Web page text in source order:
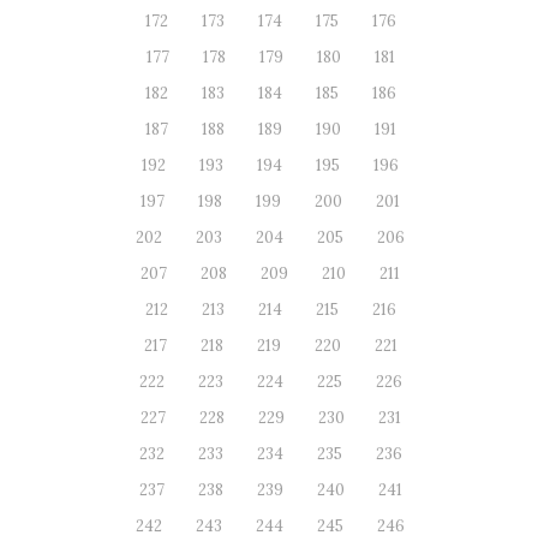
172
173 174 175
176
177
178 179 180
181
182
183 184 185
186
187
188 189 190
191
192
193 194 195
196
197
198 199 200
201
202
203 204 205
206
207
208 209 210
211
212
213 214 215
216
217
218 219 220
221
222
223 224 225
226
227
228 229 230
231
232
233 234 235
236
237
238 239 240
241
242
243 244 245
246